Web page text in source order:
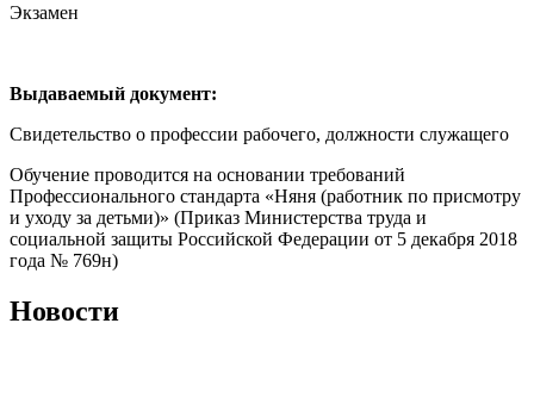
Экзамен
Выдаваемый документ:
Свидетельство о профессии рабочего, должности служащего
Обучение проводится на основании требований
Профессионального стандарта «Няня (работник по присмотру
и уходу за детьми)» (Приказ Министерства труда и
социальной защиты Российской Федерации от 5 декабря 2018
года № 769н)
Новости